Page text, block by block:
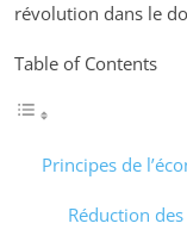
révolution dans le
Table of Contents
Principes de
Réduction